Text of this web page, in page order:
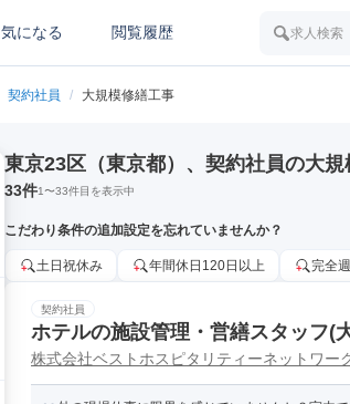
気になる 閲覧履歴 求人検索
契約社員 / 大規模修繕工事
東京23区（東京都）、契約社員の大
33件1〜33件目を表示中
こだわり条件の追加設定を忘れていませんか？
土日祝休み 年間休日120日以上 完全
契約社員
ホテルの施設管理・営繕スタッフ(
株式会社ベストホスピタリティーネットワー